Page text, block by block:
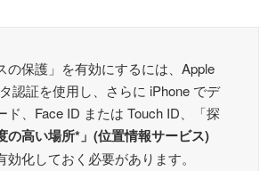
の保護」を有効にするには、Apple
認証を使用し、さらに iPhone でデ
ド、Face ID または Touch ID、「探
の高い場所*」(位置情報サービス)
効化しておく必要があります。